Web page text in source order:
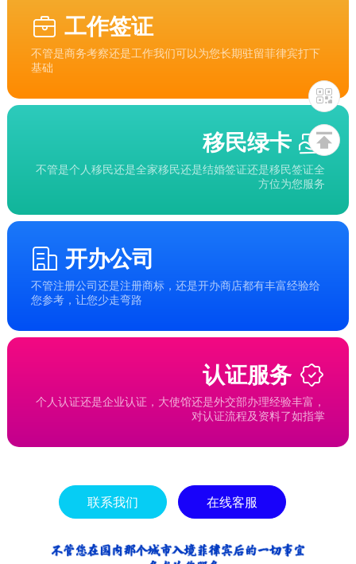
工作签证
不管是商务考察还是工作我们可以为您长期驻留菲律宾打下
基础
移民绿卡
不管是个人移民还是全家移民还是结婚签证还是移民签证全
方位为您服务
开办公司
不管注册公司还是注册商标，还是开办商店都有丰富经验给
您参考，让您少走弯路
认证服务
个人认证还是企业认证，大使馆还是外交部办理经验丰富，
对认证流程及资料了如指掌
联系我们 在线客服